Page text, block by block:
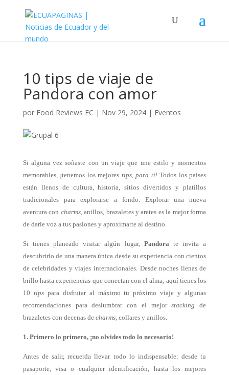
10 tips de viaje de
Pandora con amor
por Food Reviews EC | Nov 29, 2024| Eventos
Si alguna vez soñaste con un viaje que une estilo y momentos
memorables, ¡tenemos los mejores tips, para ti! Todos los países
están llenos de cultura, historia, sitios divertidos y platillos
tradicionales para explorarse a fondo. Explorar una nueva
aventura con charms, anillos, brazaletes y aretes es la mejor forma
de darle voz a tus pasiones y aproximarte al destino.
Si tienes planeado visitar algún lugar, Pandora te invita a
descubrirlo de una manera única desde su experiencia con cientos
de celebridades y viajes internacionales. Desde noches llenas de
brillo hasta experiencias que conectan con el alma, aquí tienes los
10 tips para disfrutar al máximo tu próximo viaje y algunas
recomendaciones para deslumbrar con el mejorstacking de
brazaletes con decenas de charms, collares y anillos.
1. Primero lo primero, ¡no olvides todo lo necesario!
Antes de salir, recuerda llevar todo lo indispensable: desde tu
pasaporte, visa o cualquier identificación, hasta los mejores